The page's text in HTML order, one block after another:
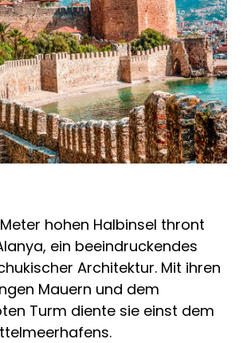
hohen Halbinsel thront
ein beeindruckendes
Architektur. Mit ihren
Mauern und dem
Turm diente sie einst dem